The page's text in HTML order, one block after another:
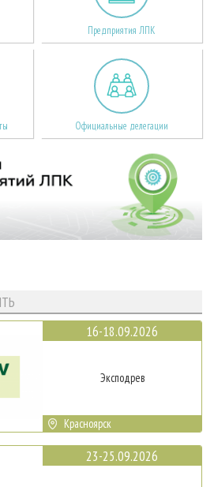
Предприятия ЛПК
Официальные делегации
16-18.09.2026
Эксподрев
Красноярск
23-25.09.2026